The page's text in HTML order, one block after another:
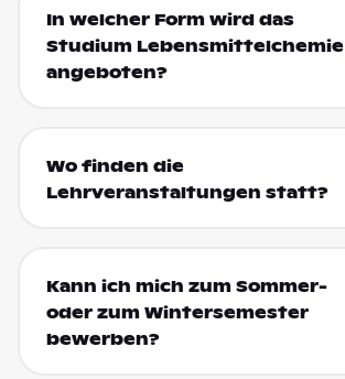
In welcher Form wird das
Studium Lebensmittelchemie
angeboten?
Wo finden die
Lehrveranstaltungen statt?
Kann ich mich zum Sommer-
oder zum Wintersemester
bewerben?